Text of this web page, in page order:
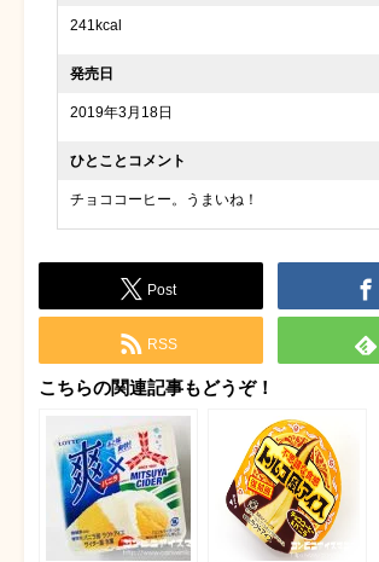
241kcal
発売日
2019年3月18日
ひとことコメント
チョココーヒー。うまいね！
Post
RSS
こちらの関連記事もどうぞ！